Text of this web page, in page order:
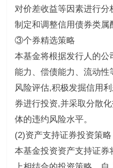
对价差收益等因素进行
制定和调整信用债券类属
③个券精选策略
本基金将根据发行人的公
能力、偿债能力、流动性
风险评估,积极发掘信用
券进行投资,并采取分散
体的违约风险水平。
(2)资产支持证券投资策略
本基金投资资产支持证